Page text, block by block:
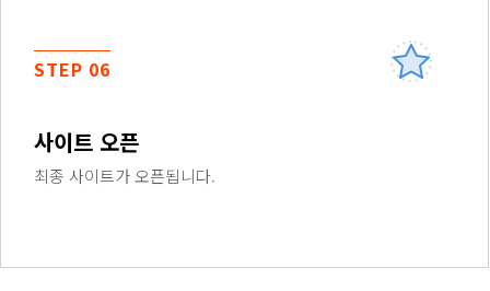
STEP 06
사이트 오픈
최종 사이트가 오픈됩니다.